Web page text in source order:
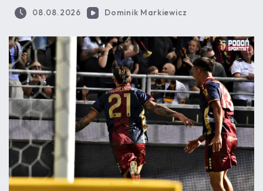
08.08.2026 Dominik Markiewicz